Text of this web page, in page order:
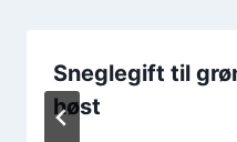
Sneglegift til
høst